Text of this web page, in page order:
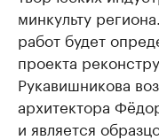
минкульту
работ будет
проекта
Рукавишникова
архитектора
и является